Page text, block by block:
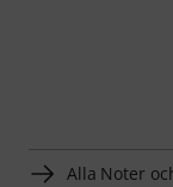
Alla Noter